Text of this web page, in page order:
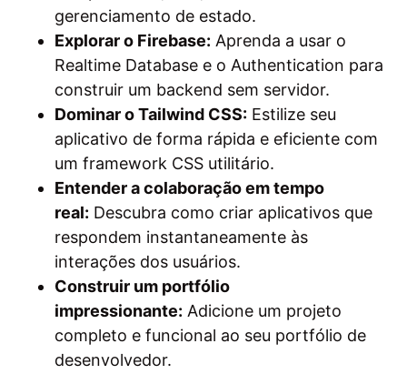
gerenciamento de estado.
Explorar o Firebase: Aprenda a usar o
Realtime Database e o Authentication para
construir um backend sem servidor.
Dominar o Tailwind CSS: Estilize seu
aplicativo de forma rápida e eficiente com
um framework CSS utilitário.
Entender a colaboração em tempo
real: Descubra como criar aplicativos que
respondem instantaneamente às
interações dos usuários.
Construir um portfólio
impressionante: Adicione um projeto
completo e funcional ao seu portfólio de
desenvolvedor.